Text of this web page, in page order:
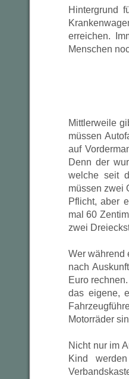
Hintergrund
erreichen.
Menschen
Mittlerweile
müssen
auf
Denn der
welche seit
müssen zwei
Pflicht, aber
mal 60
zwei
Wer während
nach
Euro
das eigene,
Motorräder
Nicht nur im
Kind